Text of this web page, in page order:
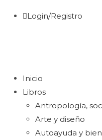
Login/Registro
Inicio
Libros
Antropología,
Arte y diseño
Autoayuda y